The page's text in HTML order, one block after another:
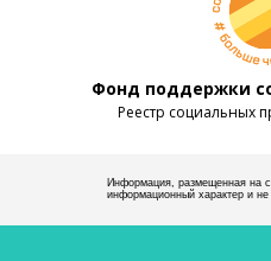
Реестр социальных
Фонд поддержки
Информация, размещенная на
информационный характер и